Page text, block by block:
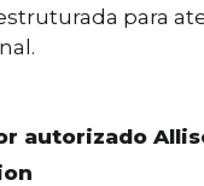
para
autorizado